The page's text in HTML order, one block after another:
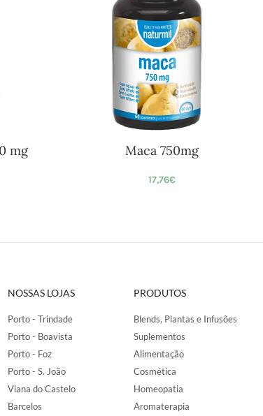
mg Maca 750mg
17,76€
NOSSAS LOJAS
Porto - Trindade
Porto - Boavista
Porto - Foz
Porto - S. João
Viana do Castelo
Barcelos
PRODUTOS
Blends, Plantas e Infusões
Suplementos
Alimentação
Cosmética
Homeopatia
Aromaterapia